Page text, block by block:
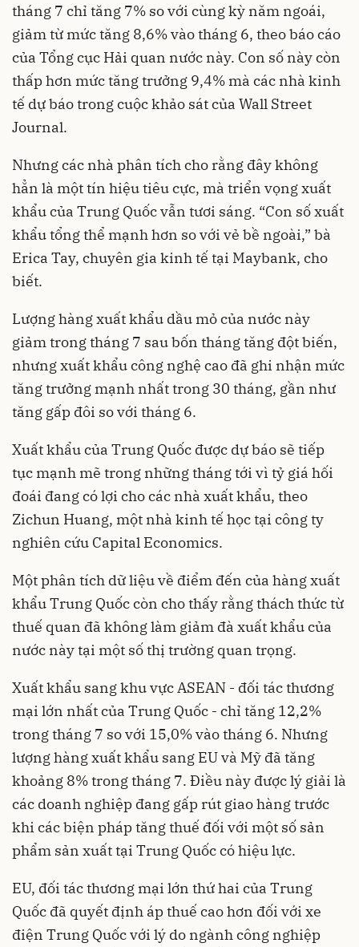
tháng 7 chỉ tăng 7% so với cùng kỳ năm ngoái,
giảm từ mức tăng 8,6% vào tháng 6, theo báo cáo
của Tổng cục Hải quan nước này. Con số này còn
thấp hơn mức tăng trưởng 9,4% mà các nhà kinh
tế dự báo trong cuộc khảo sát của Wall Street
Journal.
Nhưng các nhà phân tích cho rằng đây không
hẳn là một tín hiệu tiêu cực, mà triển vọng xuất
khẩu của Trung Quốc vẫn tươi sáng. “Con số xuất
khẩu tổng thể mạnh hơn so với vẻ bề ngoài,” bà
Erica Tay, chuyên gia kinh tế tại Maybank, cho
biết.
Lượng hàng xuất khẩu dầu mỏ của nước này
giảm trong tháng 7 sau bốn tháng tăng đột biến,
nhưng xuất khẩu công nghệ cao đã ghi nhận mức
tăng trưởng mạnh nhất trong 30 tháng, gần như
tăng gấp đôi so với tháng 6.
Xuất khẩu của Trung Quốc được dự báo sẽ tiếp
tục mạnh mẽ trong những tháng tới vì tỷ giá hối
đoái đang có lợi cho các nhà xuất khẩu, theo
Zichun Huang, một nhà kinh tế học tại công ty
nghiên cứu Capital Economics.
Một phân tích dữ liệu về điểm đến của hàng xuất
khẩu Trung Quốc còn cho thấy rằng thách thức từ
thuế quan đã không làm giảm đà xuất khẩu của
nước này tại một số thị trường quan trọng.
Xuất khẩu sang khu vực ASEAN - đối tác thương
mại lớn nhất của Trung Quốc - chỉ tăng 12,2%
trong tháng 7 so với 15,0% vào tháng 6. Nhưng
lượng hàng xuất khẩu sang EU và Mỹ đã tăng
khoảng 8% trong tháng 7. Điều này được lý giải là
các doanh nghiệp đang gấp rút giao hàng trước
khi các biện pháp tăng thuế đối với một số sản
phẩm sản xuất tại Trung Quốc có hiệu lực.
EU, đối tác thương mại lớn thứ hai của Trung
Quốc đã quyết định áp thuế cao hơn đối với xe
điện Trung Quốc với lý do ngành công nghiệp